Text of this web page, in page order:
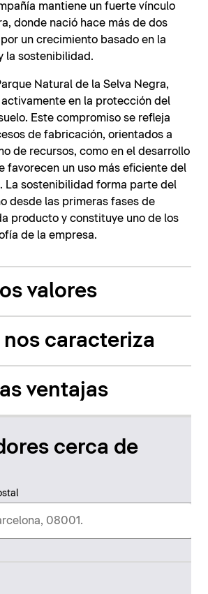
mantiene un fuerte vínculo
donde nació hace más de dos
un crecimiento basado en la
la sostenibilidad.
Natural de la Selva Negra,
en la protección del
Este compromiso se refleja
de fabricación, orientados a
de recursos, como en el desarrollo
favorecen un uso más eficiente del
La sostenibilidad forma parte del
desde las primeras fases de
producto y constituye uno de los
de la empresa.
valores
nos caracteriza
ventajas
cerca de